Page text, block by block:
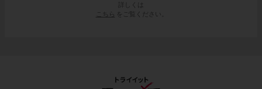
詳しくは
こちら
をご覧ください。